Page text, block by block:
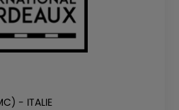
- ITALIE